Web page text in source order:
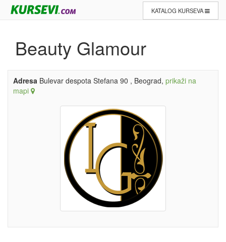
KATALOG KURSEVA
Beauty Glamour
Adresa Bulevar despota Stefana 90 , Beograd, prikaži na
mapi